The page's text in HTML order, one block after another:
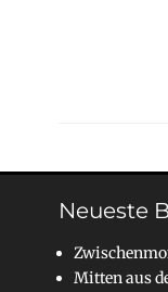
Neueste
Mitten aus